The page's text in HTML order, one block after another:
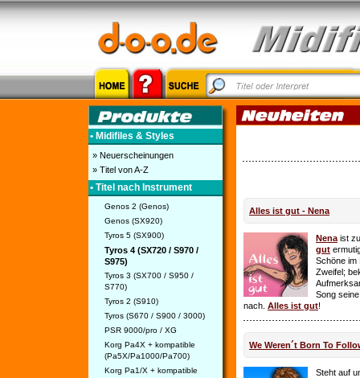
• Midifiles & Styles
» Neuerscheinungen
» Titel von A-Z
• Titel nach Instrument
Genos 2 (Genos)
Genos (SX920)
Tyros 5 (SX900)
Tyros 4 (SX720 / S970 /
S975)
Tyros 3 (SX700 / S950 /
S770)
Tyros 2 (S910)
Tyros (S670 / S900 / 3000)
PSR 9000/pro / XG
Korg Pa4X + kompatible
(Pa5X/Pa1000/Pa700)
Korg Pa1/X + kompatible
Alles ist gut - Nena
Nena ist
gut
Schöne im
Zweifel;
Song
nach. Alles ist gut!
We Weren´t Born To
Steht auf